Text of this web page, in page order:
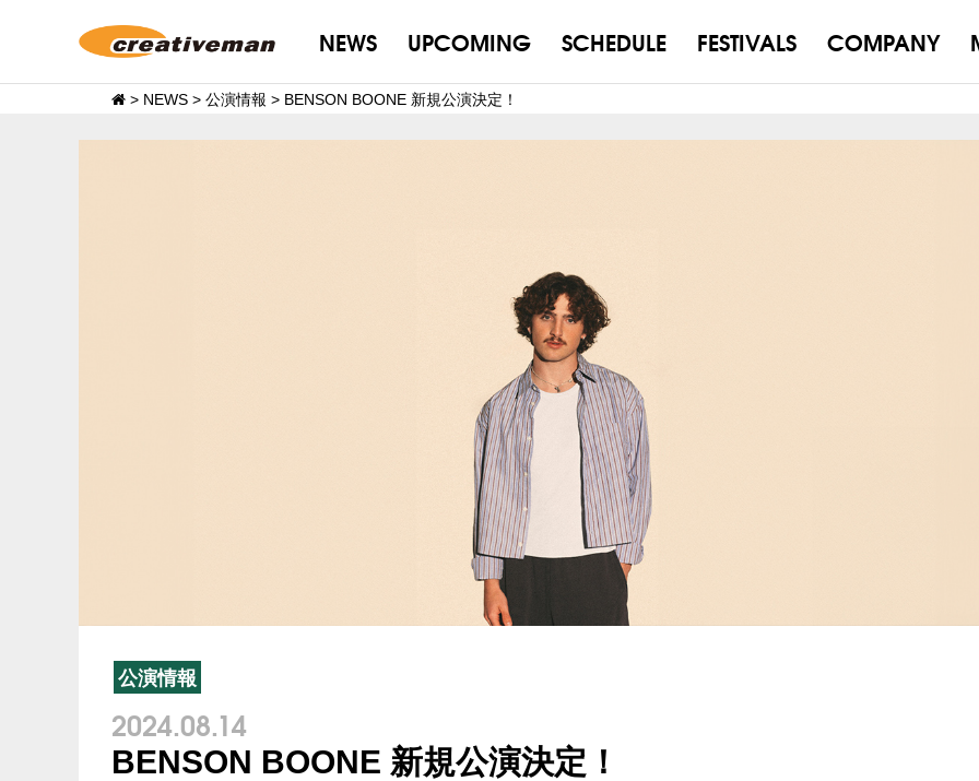
NEWS UPCOMING SCHEDULE FESTIVALS COMPANY
> NEWS > 公演情報 > BENSON BOONE 新規公演決定！
公演情報
2024.08.14
BENSON BOONE 新規公演決定！